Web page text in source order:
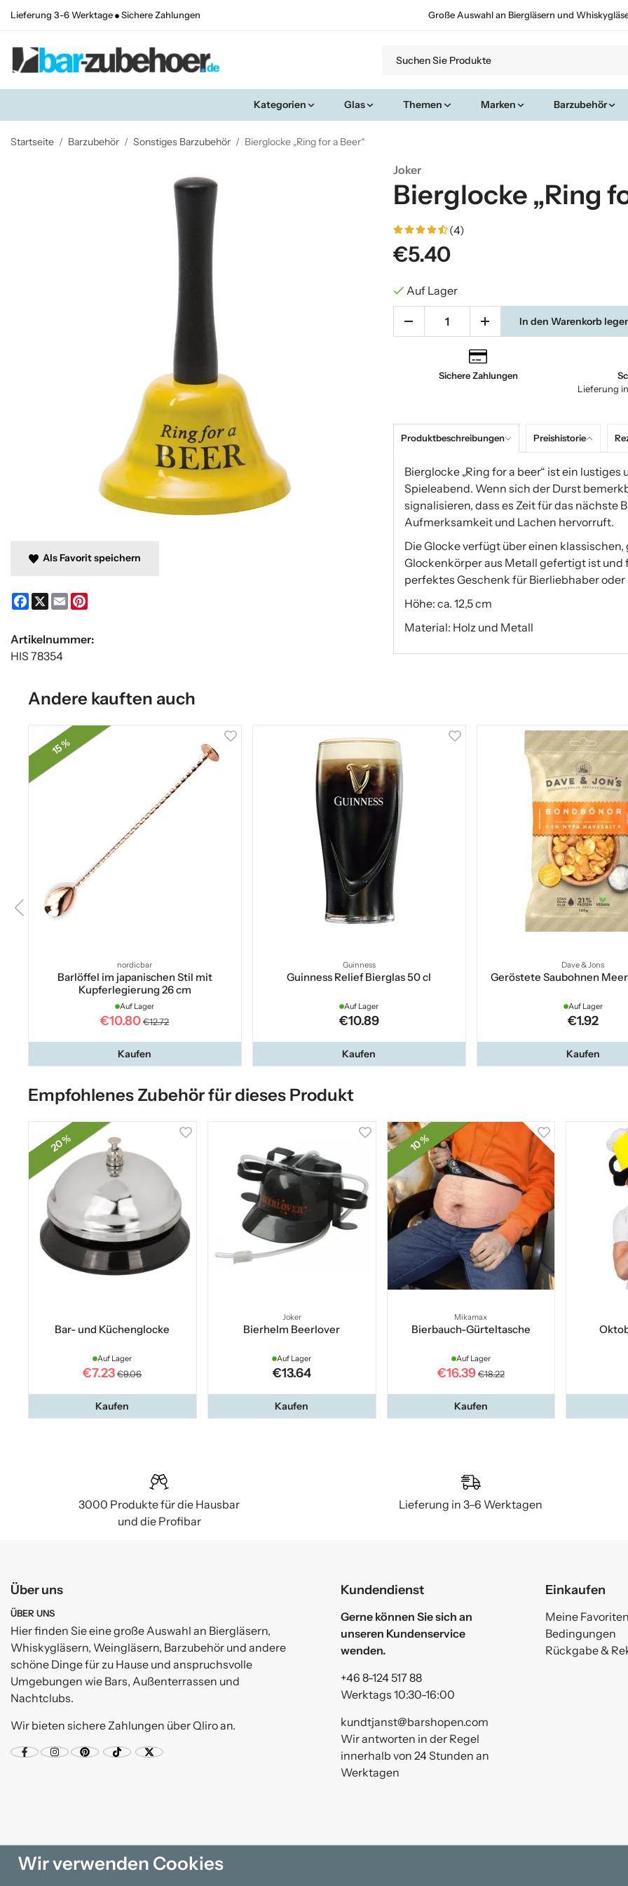
Lieferung 3-6 Werktage Sichere Zahlungen Große Auswahl an Biergläsern und
Kategorien Glas Themen Marken Barzubehör
Startseite / Barzubehör / Sonstiges Barzubehör / Bierglocke „Ring for a Beer“
Joker
Bierglocke „Ring
(4)
€5.40
Auf Lager
In den Warenkorb
Sichere Zahlungen
Lieferung
Produktbeschreibungen Preishistorie
Bierglocke „Ring for a beer“ ist ein
Spieleabend. Wenn sich der Durst
signalisieren, dass es Zeit für das nächste
Aufmerksamkeit und Lachen hervorruft.
Die Glocke verfügt über einen
Glockenkörper aus Metall gefertigt ist
perfektes Geschenk für Bierliebhaber
Höhe: ca. 12,5 cm
Material: Holz und Metall
Als Favorit speichern
Facebook
X Email
Artikelnummer:
HIS 78354
Andere kauften auch
15 %
nordicbar
Barlöffel im japanischen Stil mit
Kupferlegierung 26 cm
Auf Lager
€10.80 €12.72
Kaufen
Guinness
Guinness Relief Bierglas 50 cl
Auf Lager
€10.89
Kaufen
Dave & Jons
Geröstete Saubohnen
Auf Lager
€1.92
Kaufen
Empfohlenes Zubehör für dieses Produkt
20 %
Bar- und Küchenglocke
Auf Lager
€7.23 €9.06
Kaufen
Joker
Bierhelm Beerlover
Auf Lager
€13.64
Kaufen
10 %
Mikamax
Bierbauch-Gürteltasche
Auf Lager
€16.39 €18.22
Kaufen
3000 Produkte für die Hausbar
und die Profibar
Lieferung in 3–6 Werktagen
Über uns
ÜBER UNS
Hier finden Sie eine große Auswahl an Biergläsern,
Whiskygläsern, Weingläsern, Barzubehör und andere
schöne Dinge für zu Hause und anspruchsvolle
Umgebungen wie Bars, Außenterrassen und
Nachtclubs.
Wir bieten sichere Zahlungen über Qliro an.
Kundendienst
Gerne können Sie sich an
unseren Kundenservice
wenden.
+46 8-124 517 88
Werktags 10:30-16:00
kundtjanst@barshopen.com
Wir antworten in der Regel
innerhalb von 24 Stunden an
Werktagen
Einkaufen
Meine
Bedingungen
Rückgabe &
Wir verwenden Cookies